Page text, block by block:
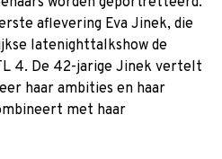
aflevering Eva Jinek, die
latenighttalkshow de
4. De 42-jarige Jinek vertelt
haar ambities en haar
met haar